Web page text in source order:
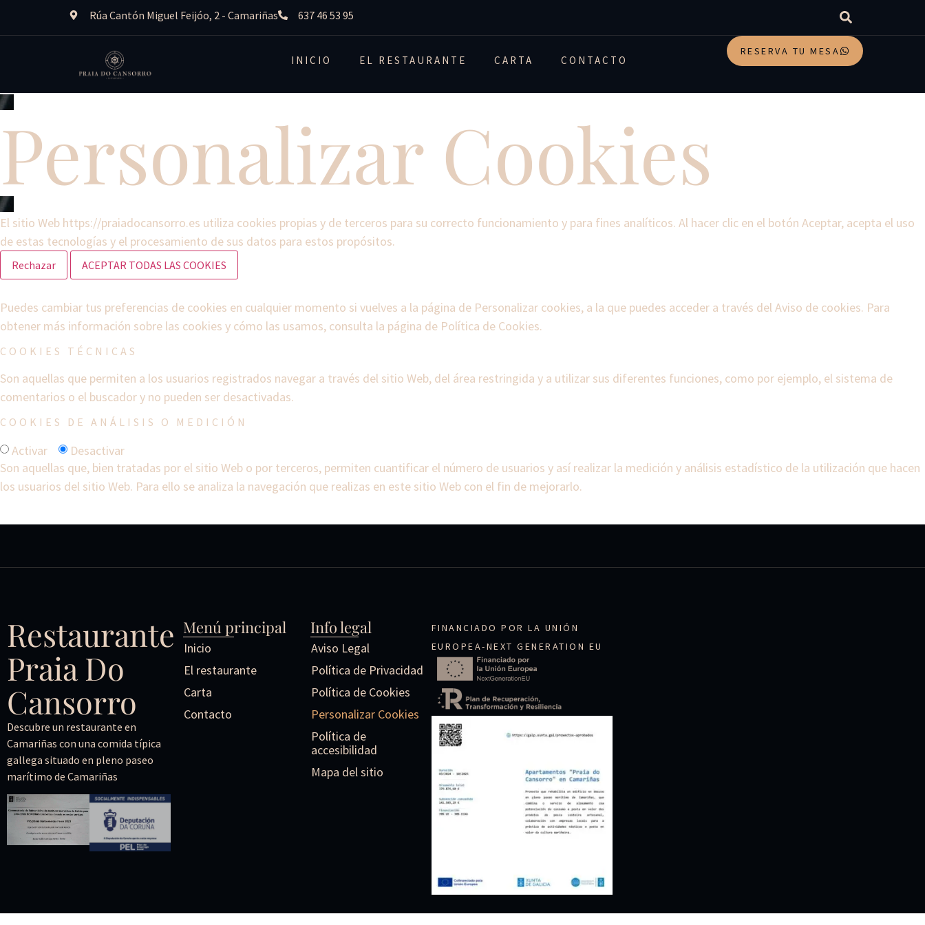
Rúa Cantón Miguel Feijóo, 2 - Camariñas 637 46 53 95
INICIO EL RESTAURANTE CARTA CONTACTO
RESERVA TU MESA
Personalizar Cookies
El sitio Web https://praiadocansorro.es utiliza cookies propias y de terceros para su correcto funcionamiento y para fines analíticos. Al hacer clic en el botón Aceptar, acepta el uso
de estas tecnologías y el procesamiento de sus datos para estos propósitos.
Rechazar ACEPTAR TODAS LAS COOKIES
Puedes cambiar tus preferencias de cookies en cualquier momento si vuelves a la página de Personalizar cookies, a la que puedes acceder a través del Aviso de cookies. Para
obtener más información sobre las cookies y cómo las usamos, consulta la página de Política de Cookies.
COOKIES TÉCNICAS
Son aquellas que permiten a los usuarios registrados navegar a través del sitio Web, del área restringida y a utilizar sus diferentes funciones, como por ejemplo, el sistema de
comentarios o el buscador y no pueden ser desactivadas.
COOKIES DE ANÁLISIS O MEDICIÓN
Activar
Desactivar
Son aquellas que, bien tratadas por el sitio Web o por terceros, permiten cuantificar el número de usuarios y así realizar la medición y análisis estadístico de la utilización que hacen
los usuarios del sitio Web. Para ello se analiza la navegación que realizas en este sitio Web con el fin de mejorarlo.
Restaurante
Praia Do
Cansorro
Descubre un restaurante en
Camariñas con una comida típica
gallega situado en pleno paseo
marítimo de Camariñas
Menú principal
Inicio
El restaurante
Carta
Contacto
Info legal
Aviso Legal
Política de Privacidad
Política de Cookies
Personalizar Cookies
Política de
accesibilidad
Mapa del sitio
FINANCIADO POR LA UNIÓN
EUROPEA-NEXT GENERATION EU​​​